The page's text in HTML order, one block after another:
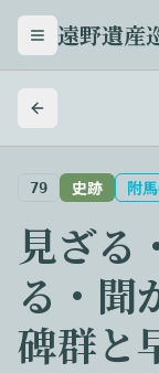
メニューを開く
遠野遺産
79 史跡 附
見ざる
る・聞
碑群と